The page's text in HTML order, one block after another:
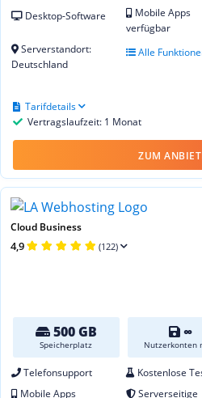
Desktop-Software
Mobile Apps
verfügbar
Serverstandort:
Deutschland
Alle
Vertragslaufzeit: 1 Monat
Tarifdetails
ZUM
Cloud Business
4,9 (122)
500 GB
Speicherplatz
∞
Nutzerkonten
Telefonsupport Kostenlose
Mobile Apps
Serverseitige